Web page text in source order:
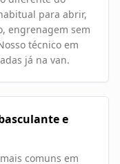
para abrir,
engrenagem sem
técnico em
já na van.
e
comuns em